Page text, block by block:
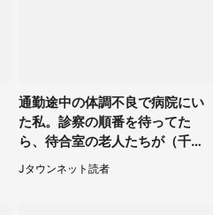
通勤途中の体調不良で病院にい
た私。診察の順番を待ってた
ら、待合室の老人たちが（千葉
県・50代男性）
Jタウンネット読者